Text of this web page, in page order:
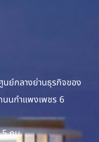
นย์กลางย่านธุรกิจของ
นนกำแพงเพชร 6
กม.